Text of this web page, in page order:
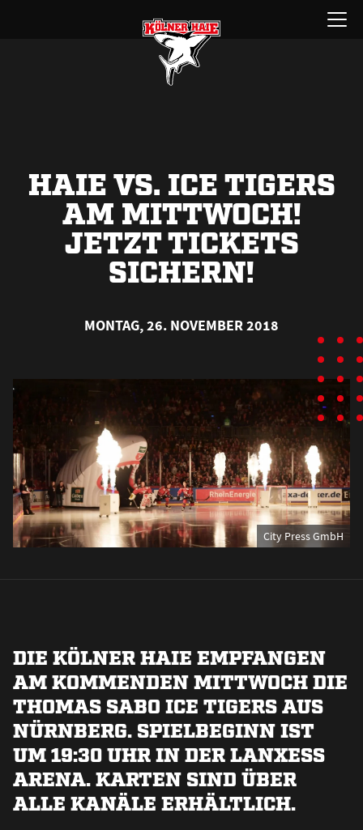
Menü
öffnen
HAIE VS. ICE TIGERS
AM MITTWOCH!
JETZT TICKETS
SICHERN!
MONTAG, 26. NOVEMBER 2018
City Press GmbH
DIE KÖLNER HAIE EMPFANGEN
AM KOMMENDEN MITTWOCH DIE
THOMAS SABO ICE TIGERS AUS
NÜRNBERG. SPIELBEGINN IST
UM 19:30 UHR IN DER LANXESS
ARENA. KARTEN SIND ÜBER
ALLE KANÄLE ERHÄLTLICH.